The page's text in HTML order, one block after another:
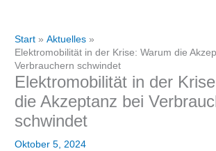
Start
Aktuelles
Elektromobilität in der Krise: Warum die
Verbrauchern schwindet
Elektromobilität in der
die Akzeptanz bei
schwindet
Oktober 5, 2024